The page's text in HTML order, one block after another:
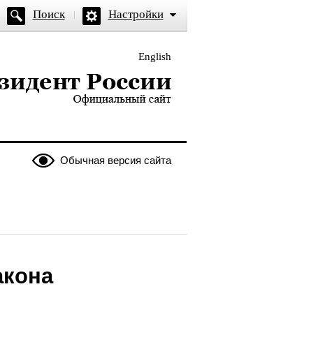
Поиск Настройки
English
— официальный сайт
Обычная версия сайта